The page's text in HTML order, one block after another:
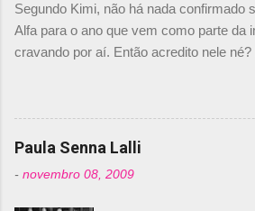
não será o companheiro
2010. "Na verdade, nós
de Piquet", admitiu
dois brasileiros”,
não tem nada contra o
Nelson Piquet. “Ele é
experiente.” Audetto
Segundo Kimi, não há nada confirmado
Alfa para o ano que vem como parte da
cravando por aí. Então acredito nele
truth but I’ve never had an option in my
should, pretty much, tell you that it’s not
#AlfaRomeoRacing pic.twitter.com/
Romain falando sobre o fato do Iceman
F1. What is it like to have Kimi as a team
Paula Senna Lalli
- novembro 08, 2009